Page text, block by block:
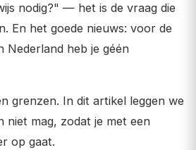
nodig?" — het is de vraag die
En het goede nieuws: voor de
Nederland heb je géén
grenzen. In dit artikel leggen we
niet mag, zodat je met een
op gaat.